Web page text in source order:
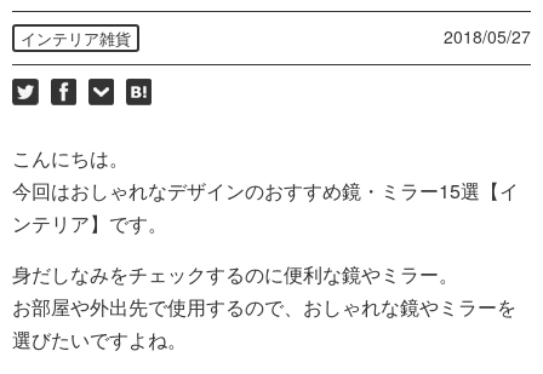
インテリア雑貨 2018/05/27
こんにちは。
今回はおしゃれなデザインのおすすめ鏡・ミラー15選【イ
ンテリア】です。
身だしなみをチェックするのに便利な鏡やミラー。
お部屋や外出先で使用するので、おしゃれな鏡やミラーを
選びたいですよね。